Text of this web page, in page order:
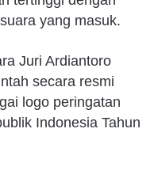
yang masuk.
Juri Ardiantoro
secara resmi
logo peringatan
Indonesia Tahun